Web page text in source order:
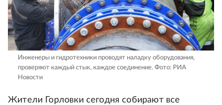
Инженеры и гидротехники проводят наладку оборудования,
проверяют каждый стык, каждое соединение. Фото: РИА
Новости
Жители Горловки сегодня собирают все